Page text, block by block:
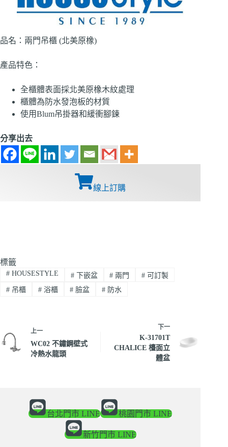
品名：兩門吊櫃 (北美原橡)
產品特色：
全櫃體表面採北美原橡木紋處理
櫃體為防水發泡板的材質
使用Blum吊掛器和緩衝腳鍊
分享出去
線上訂購
標籤
#HOUSESTYLE #下嵌盆 # 兩門 # 可訂製
#吊櫃 #浴櫃 # 臉盆 # 防水
上一
WC02 不鏽鋼壁式
冷熱水龍頭
下一
K-31701T
CHALICE 檯面立
體盆
台北門市 LINE 桃園門市 LINE
新竹門市 LINE